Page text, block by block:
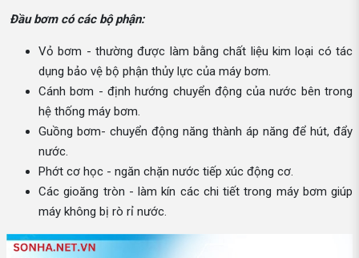
Đầu bơm có các bộ phận:
Vỏ bơm - thường được làm bằng chất liệu kim loại có tác
dụng bảo vệ bộ phận thủy lực của máy bơm.
Cánh bơm - định hướng chuyển động của nước bên trong
hệ thống máy bơm.
Guồng bơm- chuyển động năng thành áp năng để hút, đẩy
nước.
Phớt cơ học - ngăn chặn nước tiếp xúc động cơ.
Các gioăng tròn - làm kín các chi tiết trong máy bơm giúp
máy không bị rò rỉ nước.